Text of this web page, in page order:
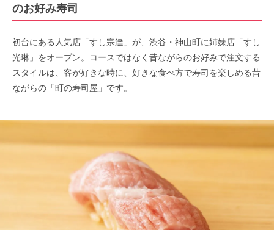
のお好み寿司
初台にある人気店「すし宗達」が、渋谷・神山町に姉妹店「すし
光琳」をオープン。コースではなく昔ながらのお好みで注文する
スタイルは、客が好きな時に、好きな食べ方で寿司を楽しめる昔
ながらの「町の寿司屋」です。